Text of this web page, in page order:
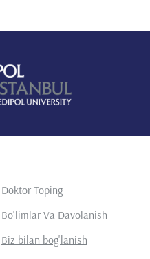
Doktor Toping
Bo'limlar Va Davolanish
Biz bilan bog'lanish